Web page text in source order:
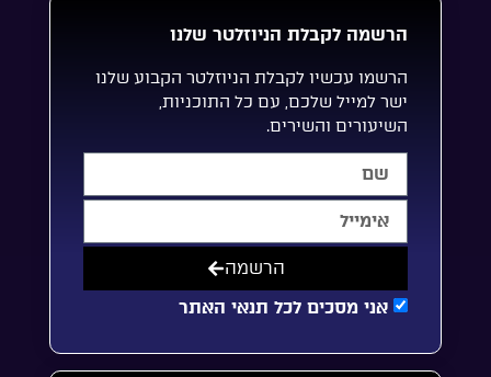
הרשמה לקבלת הניוזלטר שלנו
הרשמו עכשיו לקבלת הניוזלטר הקבוע שלנו
ישר למייל שלכם, עם כל התוכניות,
השיעורים והשירים.
אני מסכים לכל תנאי האתר
הרשמה